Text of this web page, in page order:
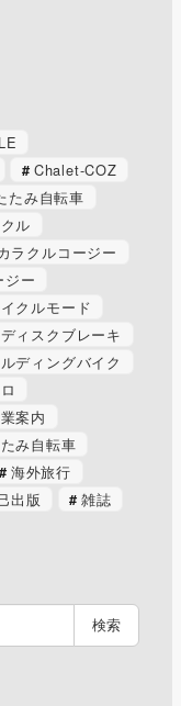
Chalet-COZ
たみ自転車
ル
ラクルコージー
ジー
クルモード
ディスクブレーキ
ディングバイク
案内
み自転車
海外旅行
出版
雑誌
検索